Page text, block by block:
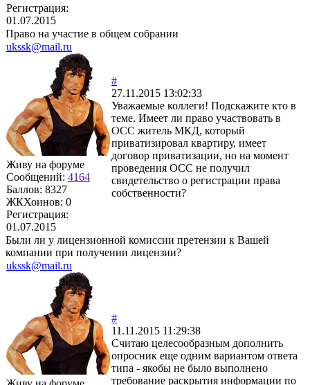
Регистрация:
01.07.2015
Право на участие в общем собрании
ukssk@mail.ru
Живу на форуме
Сообщений: 4164
Баллов: 8327
ЖКХоинов: 0
Регистрация:
01.07.2015
#
27.11.2015 13:02:33
Уважаемые коллеги! Подскажите кто в
теме. Имеет ли право участвовать в
ОСС житель МКД, который
приватизировал квартиру, имеет
договор приватизации, но на момент
проведения ОСС не получил
свидетельство о регистрации права
собственности?
Были ли у лицензионной комиссии претензии к Вашей
компании при получении лицензии?
ukssk@mail.ru
#
11.11.2015 11:29:38
Считаю целесообразным дополнить
опросник еще одним вариантом ответа
типа - якобы не было выполнено
требование раскрытия информации по